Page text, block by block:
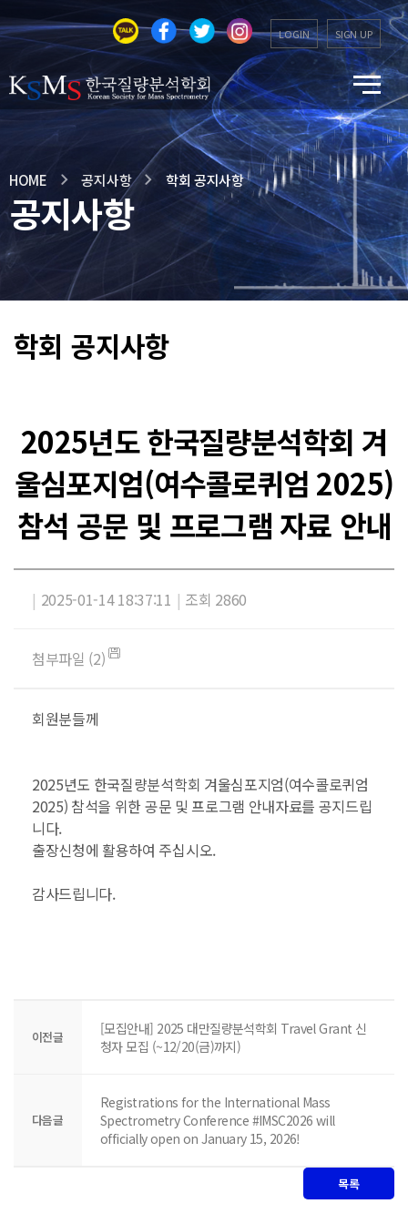
LOGIN SIGN UP
HOME 공지사항 학회 공지사항
공지사항
학회 공지사항
2025년도 한국질량분석학회 겨
울심포지엄(여수콜로퀴엄 2025)
참석 공문 및 프로그램 자료 안내
| 2025-01-14 18:37:11 | 조회 2860
첨부파일 (2)
회원분들께
2025년도 한국질량분석학회 겨울심포지엄(여수콜로퀴엄
2025) 참석을 위한 공문 및 프로그램 안내자료를 공지드립
니다.
출장신청에 활용하여 주십시오.
감사드립니다.
이전글
[모집안내] 2025 대만질량분석학회 Travel Grant 신
청자 모집 (~12/20(금)까지)
다음글
Registrations for the International Mass
Spectrometry Conference #IMSC2026 will
officially open on January 15, 2026!
목록